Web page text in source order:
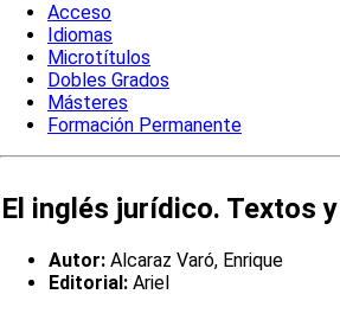
Acceso
Idiomas
Microtítulos
Dobles Grados
Másteres
Formación Permanente
El inglés jurídico. Textos
Autor: Alcaraz Varó, Enrique
Editorial: Ariel